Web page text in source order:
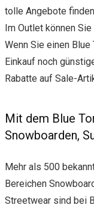
tolle Angebote
Im Outlet können
Wenn Sie einen
Einkauf noch
Rabatte auf Sale-
Mit dem Blue
Snowboarden,
Mehr als 500
Bereichen
Streetwear sind bei